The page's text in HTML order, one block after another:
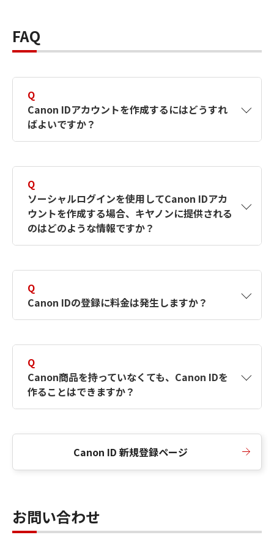
FAQ
Q
Canon IDアカウントを作成するにはどうすれ
ばよいですか？
す。詳しい作成方法は【カメラ】Canon IDとは
何ですか？Canon IDの作成方法は？をご確認く
ださい。
Q
ソーシャルログインを使用してCanon IDアカ
ウントを作成する場合、キヤノンに提供される
のはどのような情報ですか？
択したサービスから取得します。アカウントを
簡単に作成できるように、この情報を使用して
Canon IDの登録フォームを入力します。
Q
Canon IDの登録に料金は発生しますか？
Q
Canon商品を持っていなくても、Canon IDを
作ることはできますか？
Canon ID 新規登録ページ
お問い合わせ